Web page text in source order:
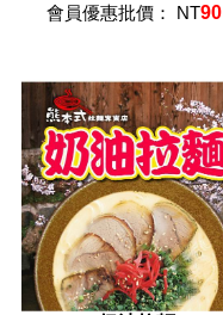
會員優惠批價： NT90